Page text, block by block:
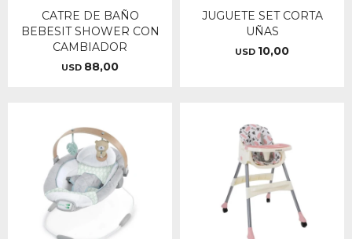
CATRE DE BAÑO
BEBESIT SHOWER CON
CAMBIADOR
USD 88,00
JUGUETE SET CORTA
UÑAS
USD 10,00